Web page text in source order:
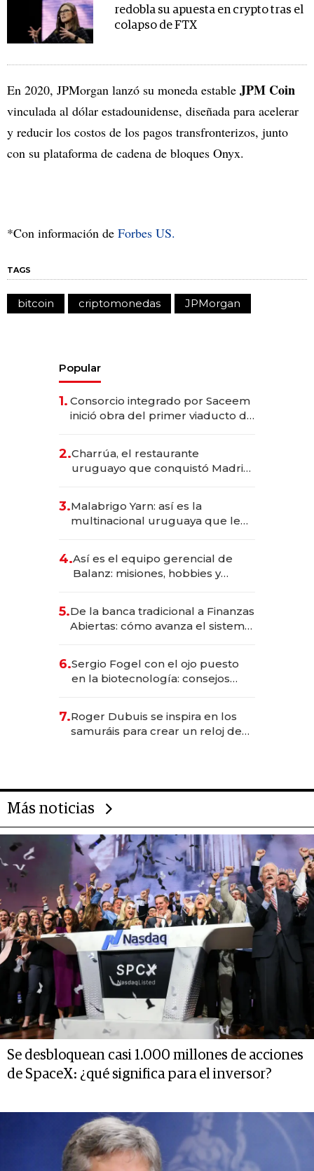
redobla su apuesta en crypto tras el
colapso de FTX
En 2020, JPMorgan lanzó su moneda estable JPM Coin
vinculada al dólar estadounidense, diseñada para acelerar
y reducir los costos de los pagos transfronterizos, junto
con su plataforma de cadena de bloques Onyx.
*Con información de Forbes US.
TAGS
bitcoin criptomonedas JPMorgan
Popular
1. Consorcio integrado por Saceem
inició obra del primer viaducto de
millones
2.Charrúa, el restaurante
uruguayo que conquistó Madrid:
anticipación y prepara apertura
3.Malabrigo Yarn: así es la
multinacional uruguaya que le
4.Así es el equipo gerencial de
Balanz: misiones, hobbies y
5.De la banca tradicional a Finanzas
Abiertas: cómo avanza el sistema
6.Sergio Fogel con el ojo puesto
en la biotecnología: consejos
rol de la IA
7.Roger Dubuis se inspira en los
samuráis para crear un reloj de
Más noticias
Se desbloquean casi 1.000 millones de acciones
de SpaceX: ¿qué significa para el inversor?